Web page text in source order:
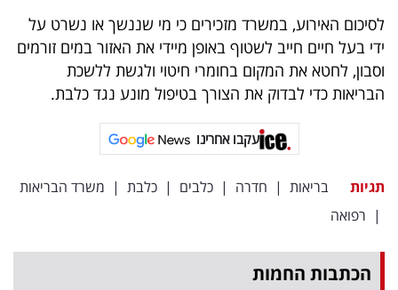
באייס
עקבו
לסיכום האירוע, במשרד מזכירים כי מי שננשך או נשרט על
ידי בעל חיים חייב לשטוף באופן מיידי את האזור במים זורמים
וסבון, לחטא את המקום בחומרי חיטוי ולגשת ללשכת
הבריאות כדי לבדוק את הצורך בטיפול מונע נגד כלבת.
עקבו אחרינו
תגיות בריאות | חדרה | כלבים | כלבת | משרד הבריאות
| רפואה
הכתבות החמות